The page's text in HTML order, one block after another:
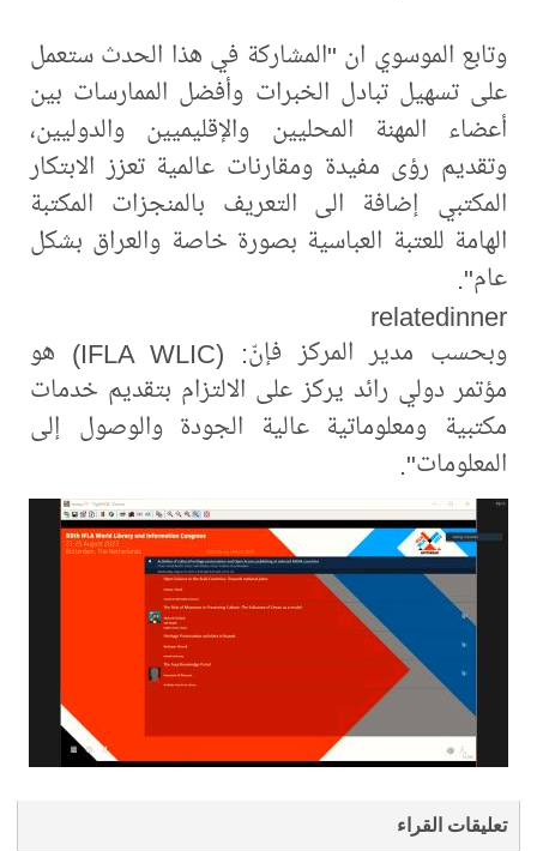
وتابع الموسوي ان "المشاركة في هذا الحدث ستعمل
على تسهيل تبادل الخبرات وأفضل الممارسات بين
أعضاء المهنة المحليين والإقليميين والدوليين،
وتقديم رؤى مفيدة ومقارنات عالمية تعزز الابتكار
المكتبي إضافة الى التعريف بالمنجزات المكتبة
الهامة للعتبة العباسية بصورة خاصة والعراق بشكل
عام".
relatedinner
وبحسب مدير المركز فإنّ: (IFLA WLIC) هو
مؤتمر دولي رائد يركز على الالتزام بتقديم خدمات
مكتبية ومعلوماتية عالية الجودة والوصول إلى
المعلومات".
تعليقات القراء